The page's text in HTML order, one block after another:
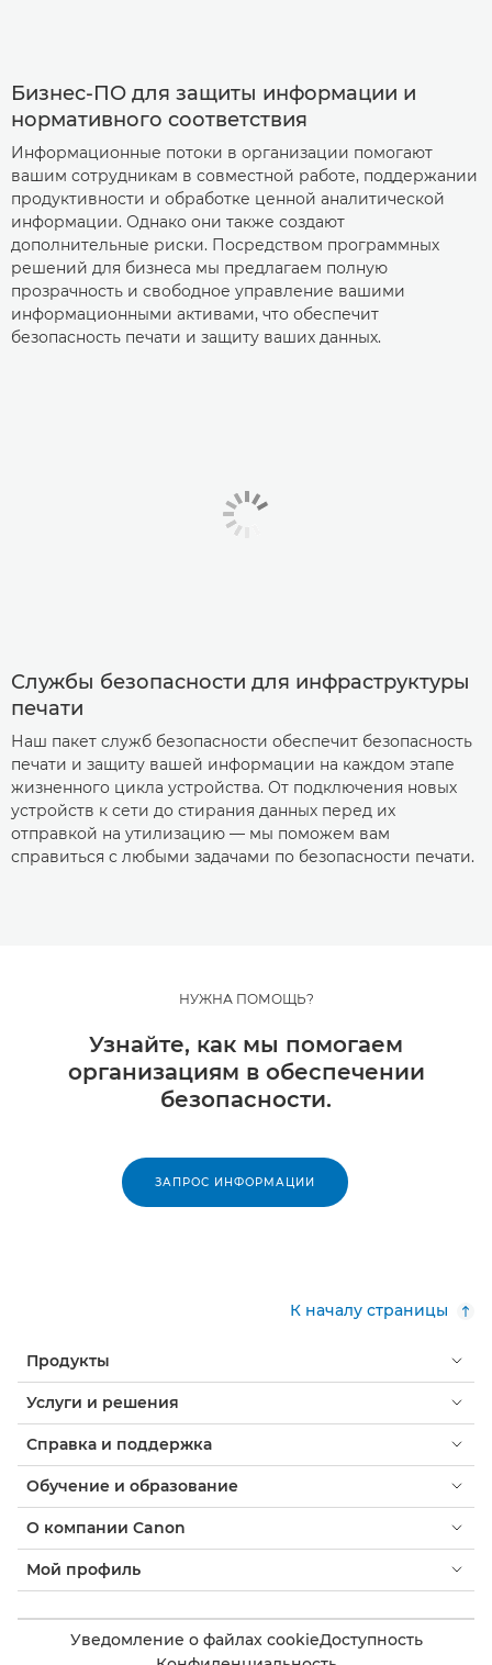
Бизнес-ПО для защиты информации и
нормативного соответствия
Информационные потоки в организации помогают
вашим сотрудникам в совместной работе, поддержании
продуктивности и обработке ценной аналитической
информации. Однако они также создают
дополнительные риски. Посредством программных
решений для бизнеса мы предлагаем полную
прозрачность и свободное управление вашими
информационными активами, что обеспечит
безопасность печати и защиту ваших данных.
Службы безопасности для инфраструктуры
печати
Наш пакет служб безопасности обеспечит безопасность
печати и защиту вашей информации на каждом этапе
жизненного цикла устройства. От подключения новых
устройств к сети до стирания данных перед их
отправкой на утилизацию — мы поможем вам
справиться с любыми задачами по безопасности печати.
НУЖНА ПОМОЩЬ?
Узнайте, как мы помогаем
организациям в обеспечении
безопасности.
ЗАПРОС ИНФОРМАЦИИ
К началу страницы
Продукты
Услуги и решения
Справка и поддержка
Обучение и образование
О компании Canon
Мой профиль
Уведомление о файлах cookieДоступность